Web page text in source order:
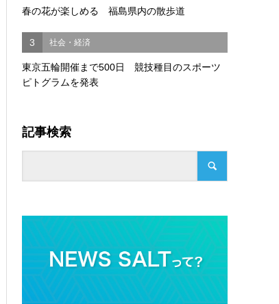
春の花が楽しめる 福島県内の散歩道
3 社会・経済
東京五輪開催まで500日 競技種目のスポーツ
ピトグラムを発表
記事検索